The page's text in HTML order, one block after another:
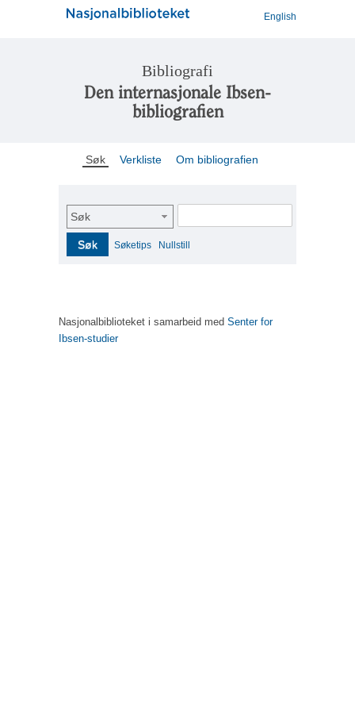
English
Bibliografi
Den internasjonale Ibsen-
bibliografien
Søk Verkliste Om bibliografien
Søk
Søk Søketips Nullstill
Nasjonalbiblioteket i samarbeid med Senter for
Ibsen-studier